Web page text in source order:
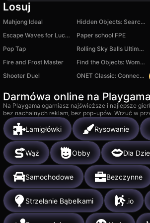
Losuj
Mahjong Ideal Hidden Objects: Search for Items
Escape Waves for Lucky Blocks
Paper school FPE
Pop Tap
Rolling Sky Balls Ultimate
Fire and Frost Master
Find the Objects: Women's Stories
Shooter Duel
ONET Classic: Connect Animals
Darmówa online na Playgama
Na Playgama ogarniasz najświeższe i najlepsze
bez nachalnych reklam, bez pop-upów. Wrzuć w
Łamigłówki Rysowanie
Wąż Obby Dla
Samochodowe Bezczynne
Strzelanie Bąbelkami .io